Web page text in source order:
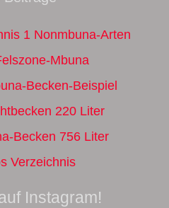
1 Nonmbuna-Arten
Mbuna
Becken-Beispiel
220 Liter
Becken 756 Liter
Verzeichnis
Instagram!